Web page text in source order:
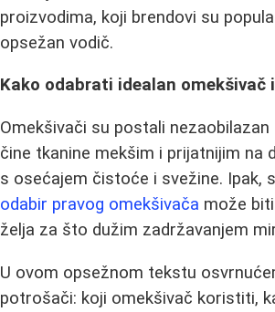
proizvodima, koji brendovi su
opsežan vodič.
Kako odabrati idealan
Omekšivači su postali
čine tkanine mekšim i prijatnijim na
s osećajem čistoće i svežine.
odabir pravog omekšivača može
želja za što dužim zadržavanjem
U ovom opsežnom tekstu
potrošači: koji omekšivač koristiti,